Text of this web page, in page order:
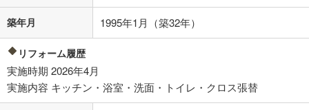
不動産会社に購入相談をする
築年月 1995年1月（築32年）
リフォーム履歴
実施時期 2026年4月
実施内容 キッチン・浴室・洗面・トイレ・クロス張替